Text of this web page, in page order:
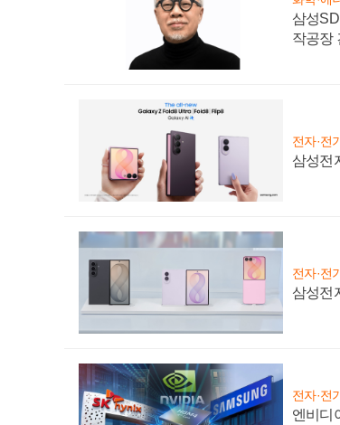
삼성
작공장
전자·전
삼성전
전자·전
삼성전
전자·전
엔비디